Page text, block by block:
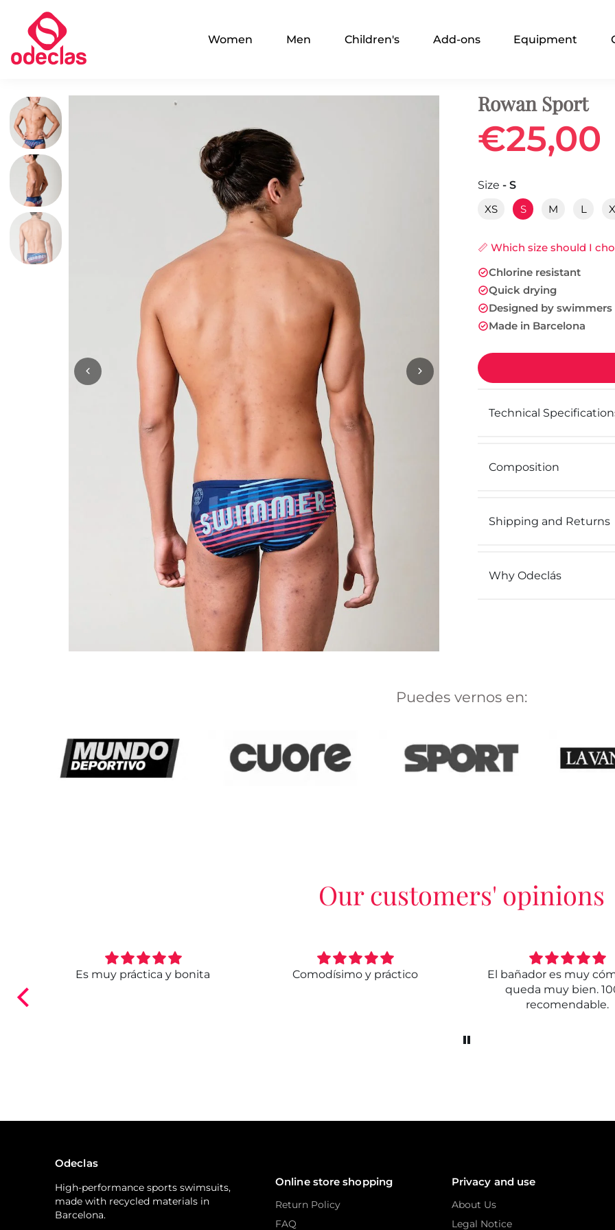
Women Men Children's Add-ons Equipment
Rowan Sport
€25,00
Size - S
XS
S M L
📏 Which size should I
Chlorine resistant
Quick drying
Designed by swimmers
Made in Barcelona
Technical
Composition
Shipping and Returns
Why Odeclás
Puedes vernos en:
Our customers' opinions
Es muy práctica y bonita Comodísimo y práctico
El bañador es muy
queda muy bien.
recomendable.
Odeclas
High-performance sports swimsuits,
made with recycled materials in
Barcelona.
Online store shopping
Return Policy
FAQ
Privacy and use
About Us
Legal Notice